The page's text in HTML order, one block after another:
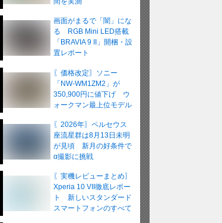
画面がまるで「闇」にな
る RGB Mini LED搭載
「BRAVIA 9 II」開梱・設
置レポート
〖価格改定〗ソニー
「NW-WM1ZM2」が
350,900円に値下げ ウ
ォークマン最上位モデル
〖2026年〗ペルセウス
座流星群は8月13日未明
が見頃 新月の好条件で
α撮影に挑戦
〖実機レビューまとめ〗
Xperia 10 VII徹底レポー
ト 新しいスタンダード
スマートフォンのすべて